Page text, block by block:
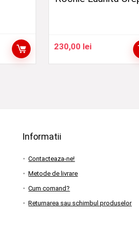
230,00 lei
Informatii
Contacteaza-ne!
Metode de livrare
Cum comand?
Returnarea sau schimbul produselor